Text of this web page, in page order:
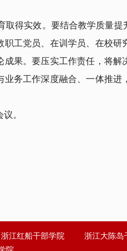
实效。要结合教学质量提
工党员、在训学员、在校
果。要压实工作责任，将
务工作深度融合、一体推
。
浙江红船干部学院 浙江大陈岛